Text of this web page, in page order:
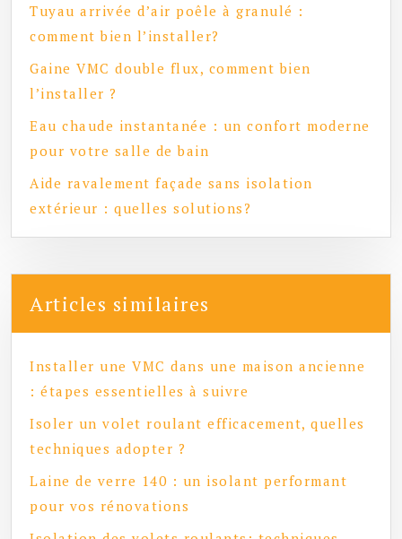
Tuyau arrivée d’air poêle à granulé :
comment bien l’installer?
Gaine VMC double flux, comment bien
l’installer ?
Eau chaude instantanée : un confort moderne
pour votre salle de bain
Aide ravalement façade sans isolation
extérieur : quelles solutions?
Articles similaires
Installer une VMC dans une maison ancienne
: étapes essentielles à suivre
Isoler un volet roulant efficacement, quelles
techniques adopter ?
Laine de verre 140 : un isolant performant
pour vos rénovations